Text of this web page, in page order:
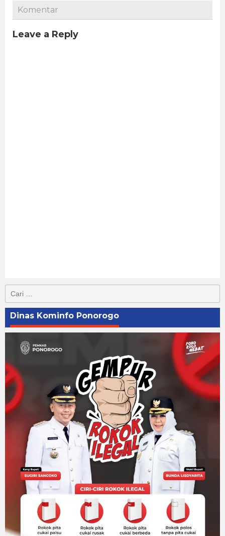
Komentar
Leave a Reply
untuk:
Dinas Kominfo Ponorogo